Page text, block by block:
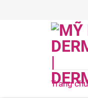
Trang chủ